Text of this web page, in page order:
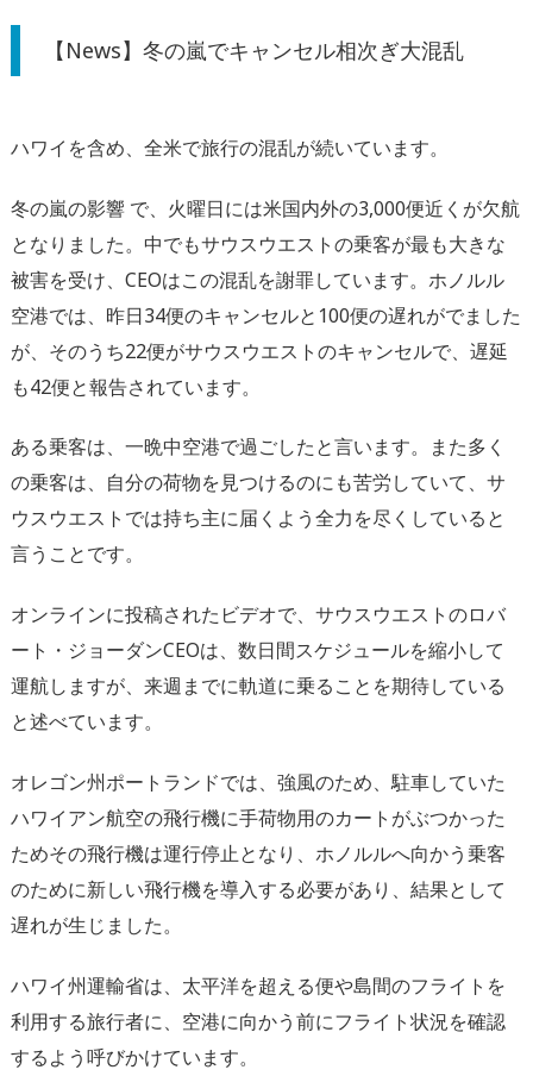
【News】冬の嵐でキャンセル相次ぎ大混乱
ハワイを含め、全米で旅行の混乱が続いています。
冬の嵐の影響 で、火曜日には米国内外の3,000便近くが欠航
となりました。中でもサウスウエストの乗客が最も大きな
被害を受け、CEOはこの混乱を謝罪しています。ホノルル
空港では、昨日34便のキャンセルと100便の遅れがでました
が、そのうち22便がサウスウエストのキャンセルで、遅延
も42便と報告されています。
ある乗客は、一晩中空港で過ごしたと言います。また多く
の乗客は、自分の荷物を見つけるのにも苦労していて、サ
ウスウエストでは持ち主に届くよう全力を尽くしていると
言うことです。
オンラインに投稿されたビデオで、サウスウエストのロバ
ート・ジョーダンCEOは、数日間スケジュールを縮小して
運航しますが、来週までに軌道に乗ることを期待している
と述べています。
オレゴン州ポートランドでは、強風のため、駐車していた
ハワイアン航空の飛行機に手荷物用のカートがぶつかった
ためその飛行機は運行停止となり、ホノルルへ向かう乗客
のために新しい飛行機を導入する必要があり、結果として
遅れが生じました。
ハワイ州運輸省は、太平洋を超える便や島間のフライトを
利用する旅行者に、空港に向かう前にフライト状況を確認
するよう呼びかけています。